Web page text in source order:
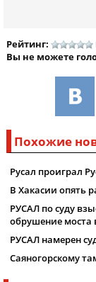
Рейтинг:
Вы не можете
Похожие
Русал проиграл
В Хакасии опять
РУСАЛ по суду
обрушение моста
РУСАЛ намерен
Саяногорскому